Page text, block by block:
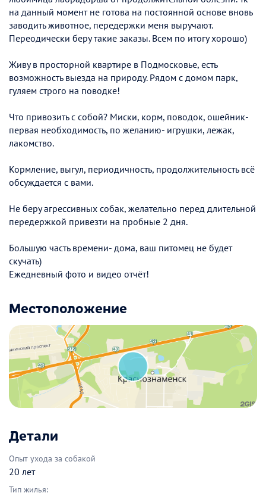
на данный момент не готова на постоянной основе вновь
заводить животное, передержки меня выручают.
Переодически беру такие заказы. Всем по итогу хорошо)
Живу в просторной квартире в Подмосковье, есть
возможность выезда на природу. Рядом с домом парк,
гуляем строго на поводке!
Что привозить с собой? Миски, корм, поводок, ошейник-
первая необходимость, по желанию- игрушки, лежак,
лакомство.
Кормление, выгул, периодичность, продолжительность всё
обсуждается с вами.
Не беру агрессивных собак, желательно перед длительной
передержкой привезти на пробные 2 дня.
Большую часть времени- дома, ваш питомец не будет
скучать)
Ежедневный фото и видео отчёт!
Местоположение
Детали
Опыт ухода за собакой
20 лет
Тип жилья: